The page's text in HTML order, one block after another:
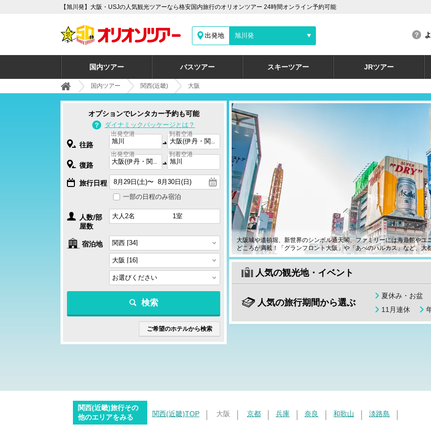
【旭川発】大阪・USJの人気観光ツアーなら格安国内旅行のオリオンツアー 24時間オンライン予約可能
出発地 旭川発
国内ツアー バスツアー スキーツアー JRツアー
国内ツアー 関西(近畿) 大阪
大阪城や道頓堀、新世界のシンボル通天閣、ファミリーには海遊館や
どころが満載！「グランフロント大阪」や「あべのハルカス」など、大
人気の観光地・イベント
人気の旅行期間から選ぶ
夏休み・お盆
11月連休
オプションでレンタカー予約も可能
ダイナミックパッケージとは？
往路
出発空港 到着空港
復路
出発空港 到着空港
旅行日程
一部の日程のみ宿泊
人数/部
屋数
宿泊地
検索
ご希望のホテルから検索
関西(近畿)旅行その
他のエリアをみる
関西(近畿)TOP 大阪 京都 兵庫 奈良 和歌山 淡路島